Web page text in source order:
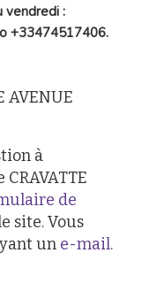
vendredi :
+33474517406.
AVENUE
à
de
site. Vous
un e-mail.